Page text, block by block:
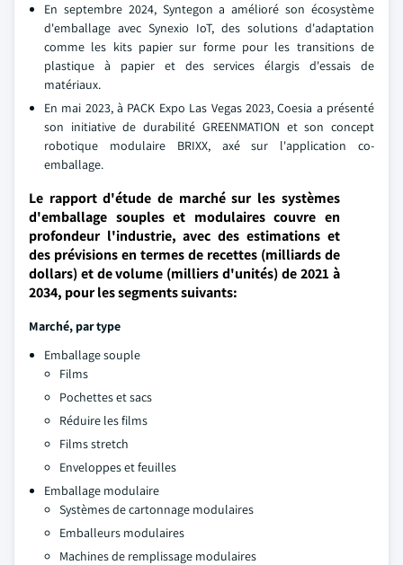
En septembre 2024, Syntegon a amélioré son écosystème
d'emballage avec Synexio IoT, des solutions d'adaptation
comme les kits papier sur forme pour les transitions de
plastique à papier et des services élargis d'essais de
matériaux.
En mai 2023, à PACK Expo Las Vegas 2023, Coesia a présenté
son initiative de durabilité GREENMATION et son concept
robotique modulaire BRIXX, axé sur l'application co-
emballage.
Le rapport d'étude de marché sur les systèmes
d'emballage souples et modulaires couvre en
profondeur l'industrie, avec des estimations et
des prévisions en termes de recettes (milliards de
dollars) et de volume (milliers d'unités) de 2021 à
2034, pour les segments suivants:
Marché, par type
Emballage souple
Films
Pochettes et sacs
Réduire les films
Films stretch
Enveloppes et feuilles
Emballage modulaire
Systèmes de cartonnage modulaires
Emballeurs modulaires
Machines de remplissage modulaires